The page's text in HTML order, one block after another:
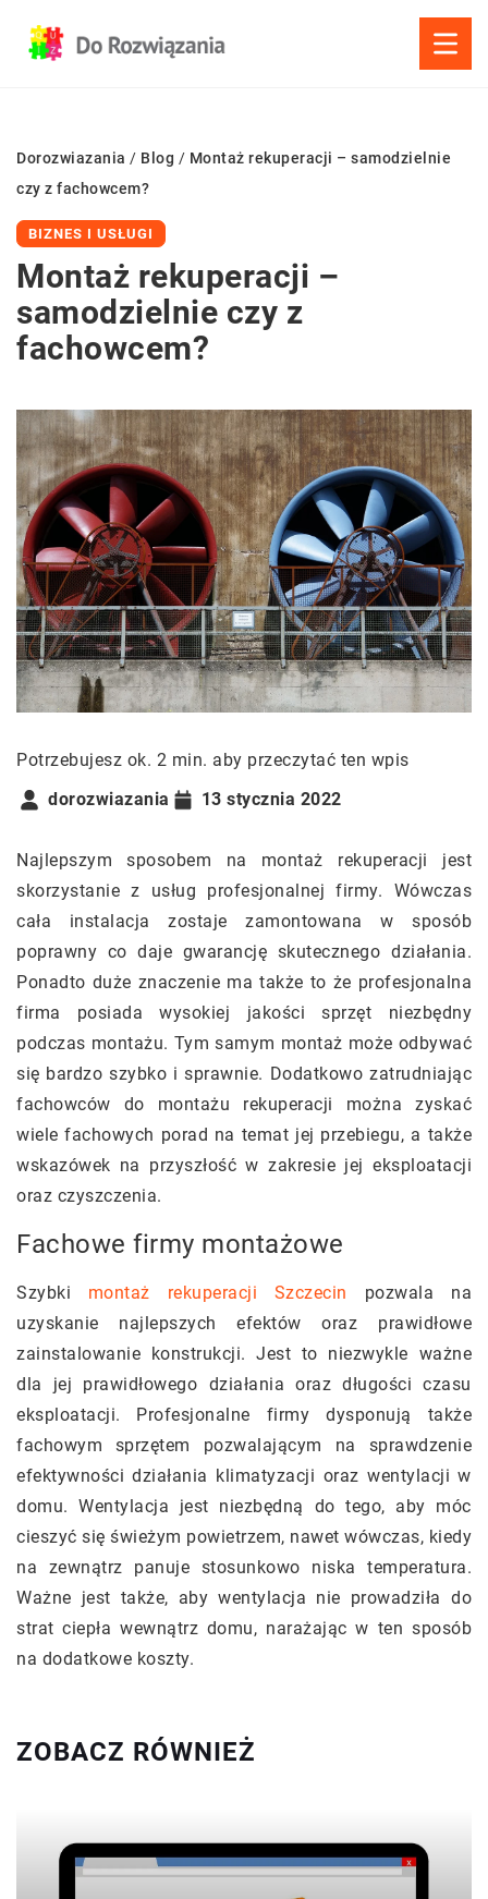
Dorozwiazania / Blog / Montaż rekuperacji – samodzielnie
czy z fachowcem?
BIZNES I USŁUGI
Montaż rekuperacji –
samodzielnie czy z
fachowcem?
Potrzebujesz ok. 2 min. aby przeczytać ten wpis
dorozwiazania
13 stycznia 2022
Najlepszym sposobem na montaż rekuperacji jest
skorzystanie z usług profesjonalnej firmy. Wówczas
cała instalacja zostaje zamontowana w sposób
poprawny co daje gwarancję skutecznego działania.
Ponadto duże znaczenie ma także to że profesjonalna
firma posiada wysokiej jakości sprzęt niezbędny
podczas montażu. Tym samym montaż może odbywać
się bardzo szybko i sprawnie. Dodatkowo zatrudniając
fachowców do montażu rekuperacji można zyskać
wiele fachowych porad na temat jej przebiegu, a także
wskazówek na przyszłość w zakresie jej eksploatacji
oraz czyszczenia.
Fachowe firmy montażowe
Szybki montaż rekuperacji Szczecin
pozwala na
uzyskanie najlepszych efektów oraz prawidłowe
zainstalowanie konstrukcji. Jest to niezwykle ważne
dla jej prawidłowego działania oraz długości czasu
eksploatacji. Profesjonalne firmy dysponują także
fachowym sprzętem pozwalającym na sprawdzenie
efektywności działania klimatyzacji oraz wentylacji w
domu. Wentylacja jest niezbędną do tego, aby móc
cieszyć się świeżym powietrzem, nawet wówczas, kiedy
na zewnątrz panuje stosunkowo niska temperatura.
Ważne jest także, aby wentylacja nie prowadziła do
strat ciepła wewnątrz domu, narażając w ten sposób
na dodatkowe koszty.
ZOBACZ RÓWNIEŻ